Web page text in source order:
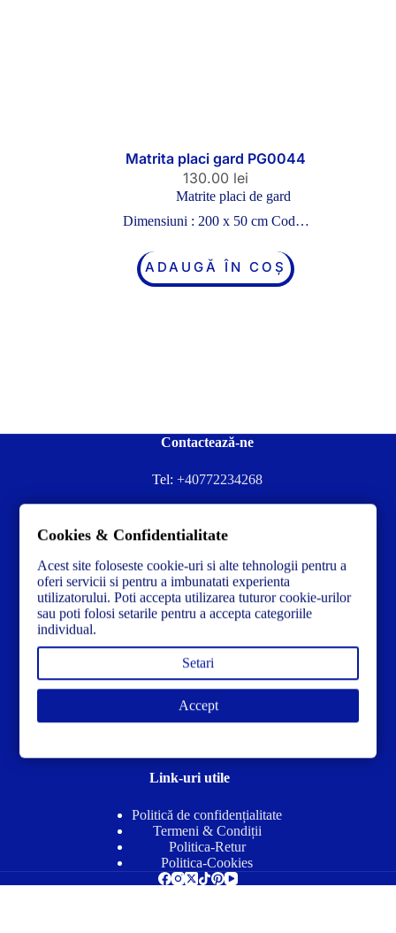
Matrita placi gard PG0044
130.00 lei
Matrite placi de gard
Dimensiuni : 200 x 50 cm Cod…
ADAUGĂ ÎN COȘ
Contactează-ne
Tel: +40772234268
Contacteză-ne la:✉️contact@concrete-forma.com
Str. Dacia Nr 12 Ineu, Arad 315300 Romania
Link-uri utile
Politică de confidențialitate
Termeni & Condiții
Politica-Retur
Politica-Cookies
Cookies & Confidentialitate
Acest site foloseste cookie-uri si alte tehnologii pentru a
oferi servicii si pentru a imbunatati experienta
utilizatorului. Poti accepta utilizarea tuturor cookie-urilor
sau poti folosi setarile pentru a accepta categoriile
individual.
Setari
Accept